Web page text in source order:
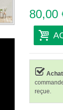
80,00
reçue.